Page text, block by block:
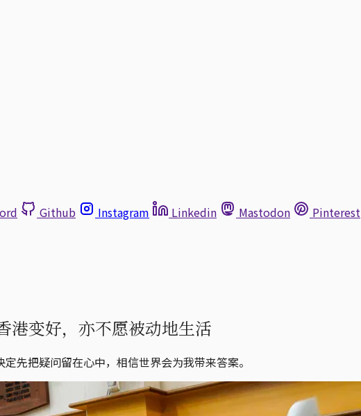
Github Instagram Linkedin Mastodon Pinterest
港变好，亦不愿被动地生活
先把疑问留在心中，相信世界会为我带来答案。